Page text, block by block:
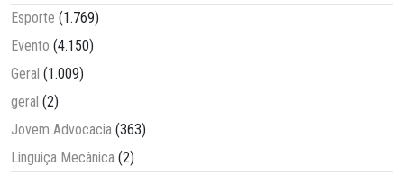
Esporte (1.769)
Evento (4.150)
Geral (1.009)
geral (2)
Jovem Advocacia (363)
Linguiça Mecânica (2)